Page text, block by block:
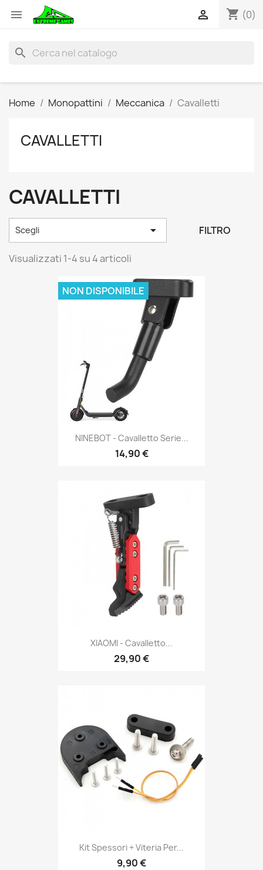
 shopping_cart (0)

search
Home Monopattini Meccanica Cavalletti
CAVALLETTI
CAVALLETTI
Scegli  FILTRO
Visualizzati 1-4 su 4 articoli
NINEBOT - Cavalletto Serie...
14,90 €
NON DISPONIBILE
XIAOMI - Cavalletto...
29,90 €
Kit Spessori + Viteria Per...
9,90 €